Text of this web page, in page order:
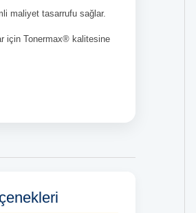
maliyet tasarrufu sağlar.
için Tonermax® kalitesine